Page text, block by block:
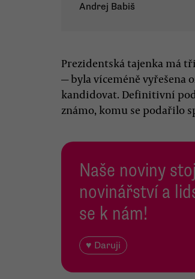
Andrej Babiš
Prezidentská tajenka má
— byla víceméně vyřešena
kandidovat. Definitivní
známo, komu se podařilo
Naše noviny
novinářství a
se k nám!
♥ Daruji